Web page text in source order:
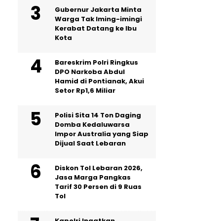
Gubernur Jakarta Minta
Warga Tak Iming-imingi
Kerabat Datang ke Ibu
Kota
Bareskrim Polri Ringkus
DPO Narkoba Abdul
Hamid di Pontianak, Akui
Setor Rp1,6 Miliar
Polisi Sita 14 Ton Daging
Domba Kedaluwarsa
Impor Australia yang Siap
Dijual Saat Lebaran
Diskon Tol Lebaran 2026,
Jasa Marga Pangkas
Tarif 30 Persen di 9 Ruas
Tol